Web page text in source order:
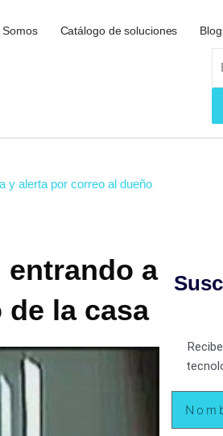
Catálogo de soluciones
y alerta por correo al dueño
entrando a
la casa